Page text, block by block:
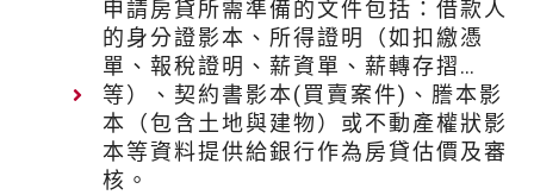
申請房貸所需準備的文件包括：借款人
的身分證影本、所得證明（如扣繳憑
單、報稅證明、薪資單、薪轉存摺…
等）、契約書影本(買賣案件)、謄本影
本（包含土地與建物）或不動產權狀影
本等資料提供給銀行作為房貸估價及審
核。